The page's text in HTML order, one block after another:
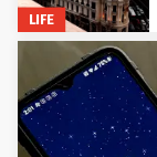
LIFE